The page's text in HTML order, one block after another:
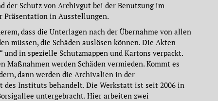
der Schutz von Archivgut bei der Benutzung im
Präsentation in Ausstellungen.
dass die Unterlagen nach der Übernahme von allen
müssen, die Schäden auslösen können. Die Akten
in spezielle Schutzmappen und Kartons verpackt.
Maßnahmen werden Schäden vermieden. Kommt es
dann werden die Archivalien in der
des Instituts behandelt. Die Werkstatt ist seit 2006 in
untergebracht. Hier arbeiten zwei